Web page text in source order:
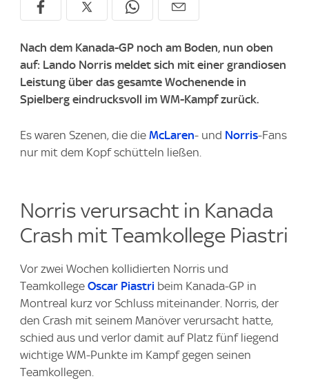
Nach dem Kanada-GP noch am Boden, nun oben
auf: Lando Norris meldet sich mit einer grandiosen
Leistung über das gesamte Wochenende in
Spielberg eindrucksvoll im WM-Kampf zurück.
Es waren Szenen, die die McLaren- und Norris-Fans
nur mit dem Kopf schütteln ließen.
Norris verursacht in Kanada
Crash mit Teamkollege Piastri
Vor zwei Wochen kollidierten Norris und
Teamkollege Oscar Piastri beim Kanada-GP in
Montreal kurz vor Schluss miteinander. Norris, der
den Crash mit seinem Manöver verursacht hatte,
schied aus und verlor damit auf Platz fünf liegend
wichtige WM-Punkte im Kampf gegen seinen
Teamkollegen.